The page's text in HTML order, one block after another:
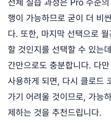
전체 실습 과정은 Pro 수준
행이 가능하므로 굳이 더 비
다. 또한, 마지막 선택으로
할 것인지를 선택할 수 있는
간만으로도 충분합니다. 다
사용하게 되면, 다시 클로드
가기 어려울 것이므로, 가능
제하는 것을 추천드립니다.